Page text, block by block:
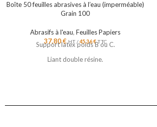
Boîte 50 feuilles abrasives à l’eau (imperméable)
Grain 100
Abrasifs à l'eau,Feuilles Papiers
37,80€ HT /45,36€TTC
Support latex poids B ou C.
Liant double résine.